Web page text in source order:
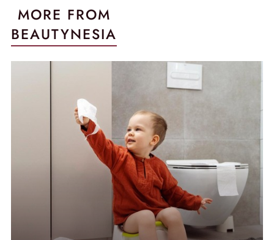
MORE FROM
BEAUTYNESIA